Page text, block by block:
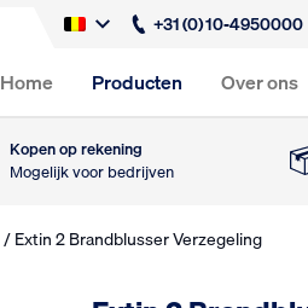
+31 (0) 10-4950000
Home Producten Over ons
Kopen op rekening
Mogelijk voor bedrijven
/ Extin 2 Brandblusser Verzegeling